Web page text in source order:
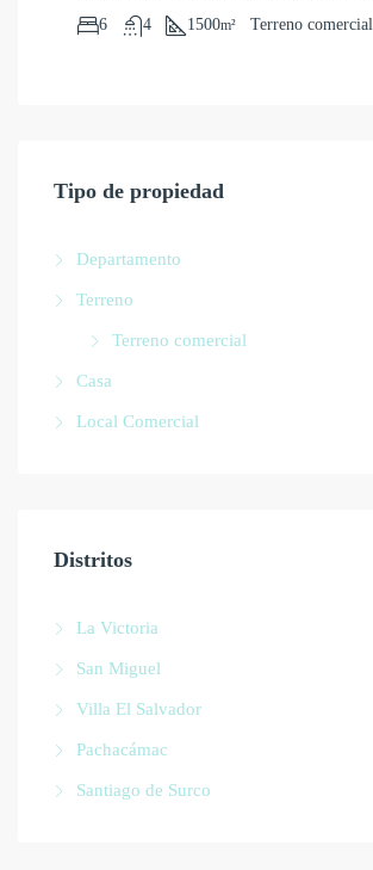
6
4 1500m² Terreno comercial
Tipo de propiedad
Departamento
Terreno
Terreno comercial
Casa
Local Comercial
Distritos
La Victoria
San Miguel
Villa El Salvador
Pachacámac
Santiago de Surco